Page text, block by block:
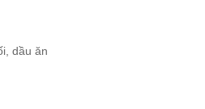
dầu ăn